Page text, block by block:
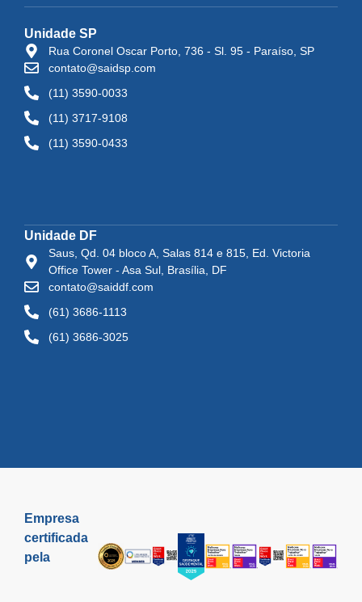
Unidade SP
Rua Coronel Oscar Porto, 736 - Sl. 95 - Paraíso, SP
contato@saidsp.com
(11) 3590-0033
(11) 3717-9108
(11) 3590-0433
Unidade DF
Saus, Qd. 04 bloco A, Salas 814 e 815, Ed. Victoria
Office Tower - Asa Sul, Brasília, DF
contato@saiddf.com
(61) 3686-1113
(61) 3686-3025
Empresa
certificada
pela